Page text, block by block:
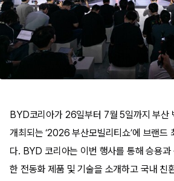
BYD코리아가 26일부터 7월 5일까지 부산
개최되는 ‘2026 부산모빌리티쇼’에 브랜드
다. BYD 코리아는 이번 행사를 통해 승용과
한 전동화 제품 및 기술을 소개하고 국내 친